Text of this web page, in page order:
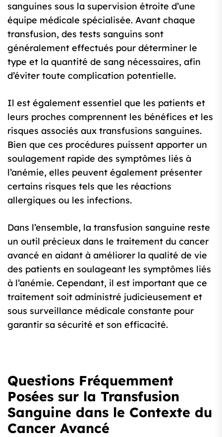
sanguines sous la supervision étroite d’une
équipe médicale spécialisée. Avant chaque
transfusion, des tests sanguins sont
généralement effectués pour déterminer le
type et la quantité de sang nécessaires, afin
d’éviter toute complication potentielle.
Il est également essentiel que les patients et
leurs proches comprennent les bénéfices et les
risques associés aux transfusions sanguines.
Bien que ces procédures puissent apporter un
soulagement rapide des symptômes liés à
l’anémie, elles peuvent également présenter
certains risques tels que les réactions
allergiques ou les infections.
Dans l’ensemble, la transfusion sanguine reste
un outil précieux dans le traitement du cancer
avancé en aidant à améliorer la qualité de vie
des patients en soulageant les symptômes liés
à l’anémie. Cependant, il est important que ce
traitement soit administré judicieusement et
sous surveillance médicale constante pour
garantir sa sécurité et son efficacité.
Questions Fréquemment
Posées sur la Transfusion
Sanguine dans le Contexte du
Cancer Avancé